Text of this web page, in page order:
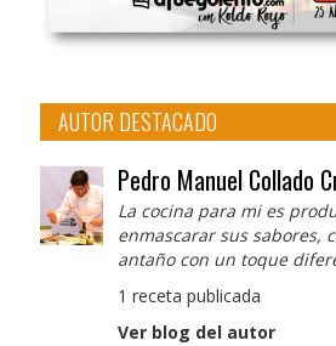
AUTOR DESTACADO
Pedro Manuel Collado
La cocina para mi es
enmascarar sus sabores,
antaño con un toque
1 receta publicada
Ver blog del autor